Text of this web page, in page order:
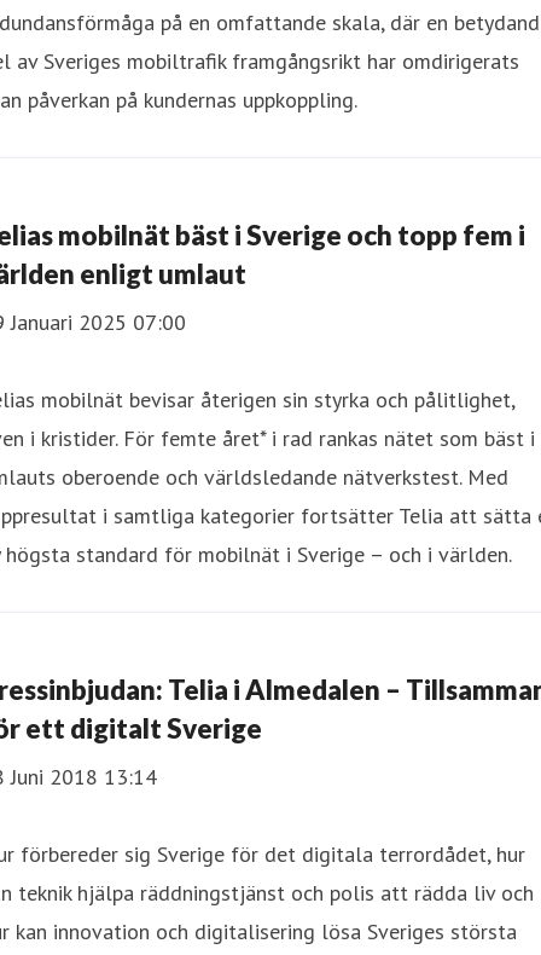
på en omfattande skala, där en
av Sveriges mobiltrafik framgångsrikt har omdirigerats
påverkan på kundernas uppkoppling.
mobilnät bäst i Sverige och topp fem i
enligt umlaut
Januari 2025 07:00
mobilnät bevisar återigen sin styrka och pålitlighet,
i kristider. För femte året* i rad rankas nätet som bäst i
oberoende och världsledande nätverkstest. Med
i samtliga kategorier fortsätter Telia att sätta
högsta standard för mobilnät i Sverige – och i världen.
Telia i Almedalen –
ett digitalt Sverige
Juni 2018 13:14
förbereder sig Sverige för det digitala terrordådet, hur
teknik hjälpa räddningstjänst och polis att rädda liv och
kan innovation och digitalisering lösa Sveriges största